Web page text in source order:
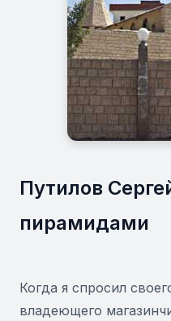
Путилов
пирамидами
Когда я спросил
владеющего